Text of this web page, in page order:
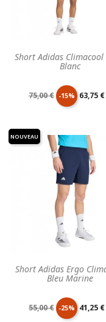
Short Adidas Climacool
Blanc
Prix
75,00 € -15% Prix
63,75 €
Short Adidas Ergo
Bleu Marine
Prix
55,00 € -25% Prix
41,25 €
NOUVEAU